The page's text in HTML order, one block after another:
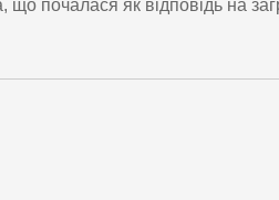
почалася як відповідь на